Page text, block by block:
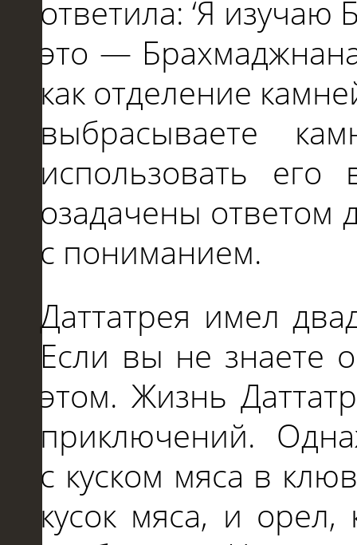
ответила: ‘Я
это —
как отделение
выбрасываете
использовать его
озадачены ответом
с пониманием.
Даттатрея имел
Если вы не знаете
этом. Жизнь
приключений.
с куском мяса в
кусок мяса, и орел,